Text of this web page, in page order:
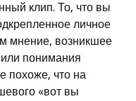
клип. То, что вы
личное
мнение, возникшее
понимания
похоже, что на
«вот вы